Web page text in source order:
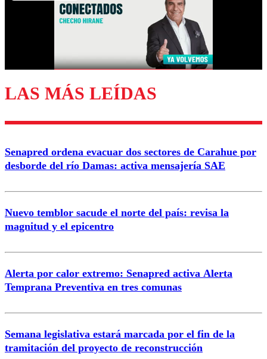
Enviar comentario
LAS MÁS LEÍDAS
Senapred ordena evacuar dos sectores de Carahue por
desborde del río Damas: activa mensajería SAE
Nuevo temblor sacude el norte del país: revisa la
magnitud y el epicentro
Alerta por calor extremo: Senapred activa Alerta
Temprana Preventiva en tres comunas
Semana legislativa estará marcada por el fin de la
tramitación del proyecto de reconstrucción